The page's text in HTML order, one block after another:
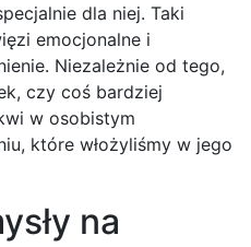
dla niej. Taki
emocjonalne i
Niezależnie od tego,
czy coś bardziej
w osobistym
które włożyliśmy w jego
na